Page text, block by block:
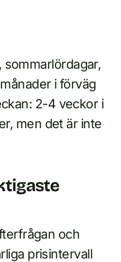
i förväg
2-4 veckor i
men det är inte
och
prisintervall